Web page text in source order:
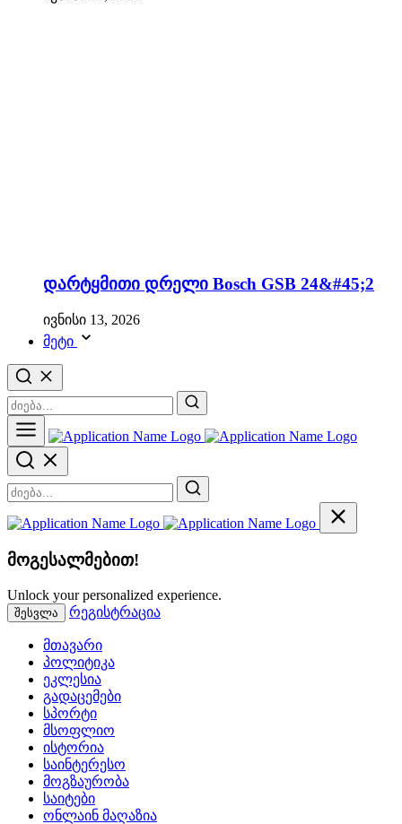
დარტყმითი დრელი Bosch GSB 24&#45;2
ივნისი 13, 2026
მეტი
მოგესალმებით!
Unlock your personalized experience.
შესვლა რეგისტრაცია
მთავარი
პოლიტიკა
ეკლესია
გადაცემები
სპორტი
მსოფლიო
ისტორია
საინტერესო
მოგზაურობა
საიტები
ონლაინ მაღაზია